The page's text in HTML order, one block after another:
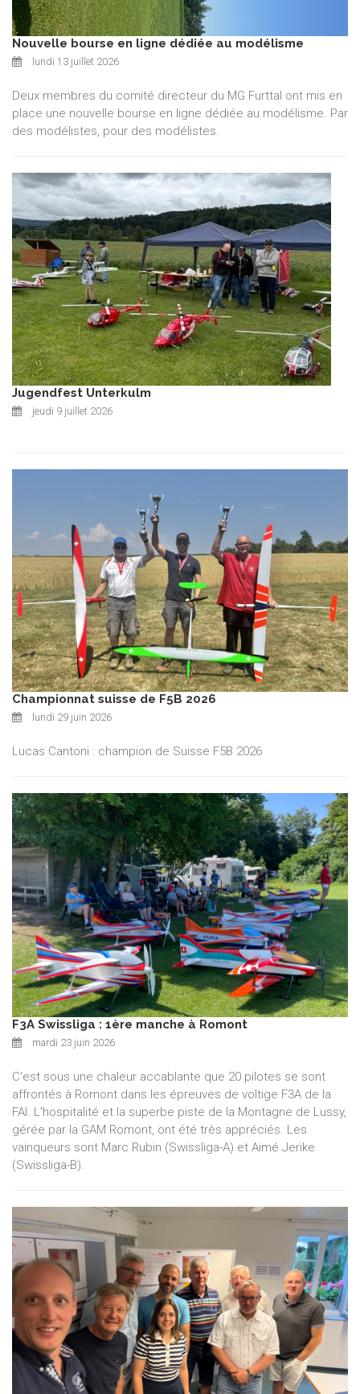
Nouvelle bourse en ligne dédiée au modélisme
lundi 13 juillet 2026
Deux membres du comité directeur du MG Furttal ont mis en
place une nouvelle bourse en ligne dédiée au modélisme. Par
des modélistes, pour des modélistes.
Jugendfest Unterkulm
jeudi 9 juillet 2026
Championnat suisse de F5B 2026
lundi 29 juin 2026
Lucas Cantoni : champion de Suisse F5B 2026
F3A Swissliga : 1ère manche à Romont
mardi 23 juin 2026
C'est sous une chaleur accablante que 20 pilotes se sont
affrontés à Romont dans les épreuves de voltige F3A de la
FAI. L'hospitalité et la superbe piste de la Montagne de Lussy,
gérée par la GAM Romont, ont été très appréciés. Les
vainqueurs sont Marc Rubin (Swissliga-A) et Aimé Jerike
(Swissliga-B).